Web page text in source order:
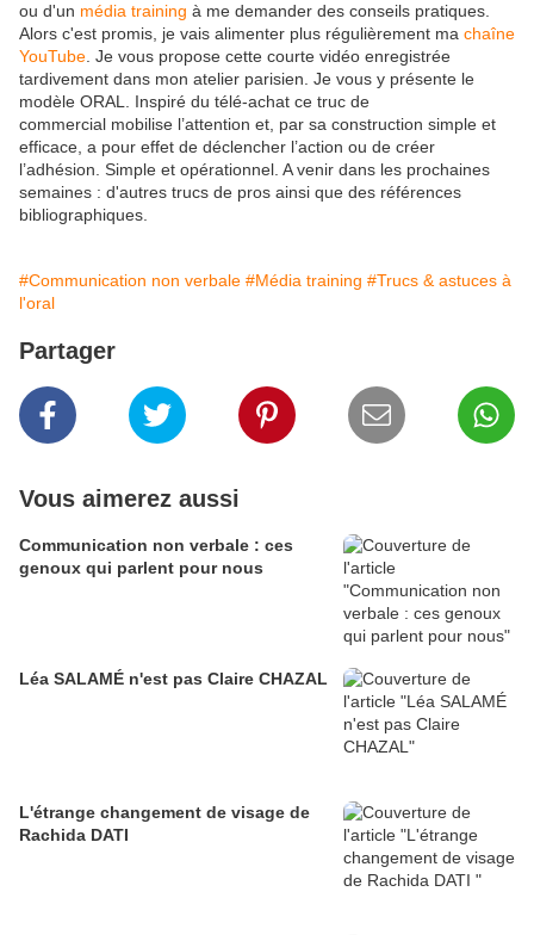
ou d'un média training à me demander des conseils pratiques.
Alors c'est promis, je vais alimenter plus régulièrement ma chaîne
YouTube . Je vous propose cette courte vidéo enregistrée
tardivement dans mon atelier parisien. Je vous y présente le
modèle ORAL. Inspiré du télé-achat ce truc de
commercial mobilise l’attention et, par sa construction simple et
efficace, a pour effet de déclencher l’action ou de créer
l’adhésion. Simple et opérationnel. A venir dans les prochaines
semaines : d'autres trucs de pros ainsi que des références
bibliographiques.
#Communication non verbale #Média training #Trucs & astuces à
l'oral
Partager
Vous aimerez aussi
Communication non verbale : ces
genoux qui parlent pour nous
Léa SALAMÉ n'est pas Claire CHAZAL
L'étrange changement de visage de
Rachida DATI